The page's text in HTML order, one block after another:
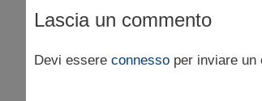
Lascia un commento
Devi essere connesso per inviare un